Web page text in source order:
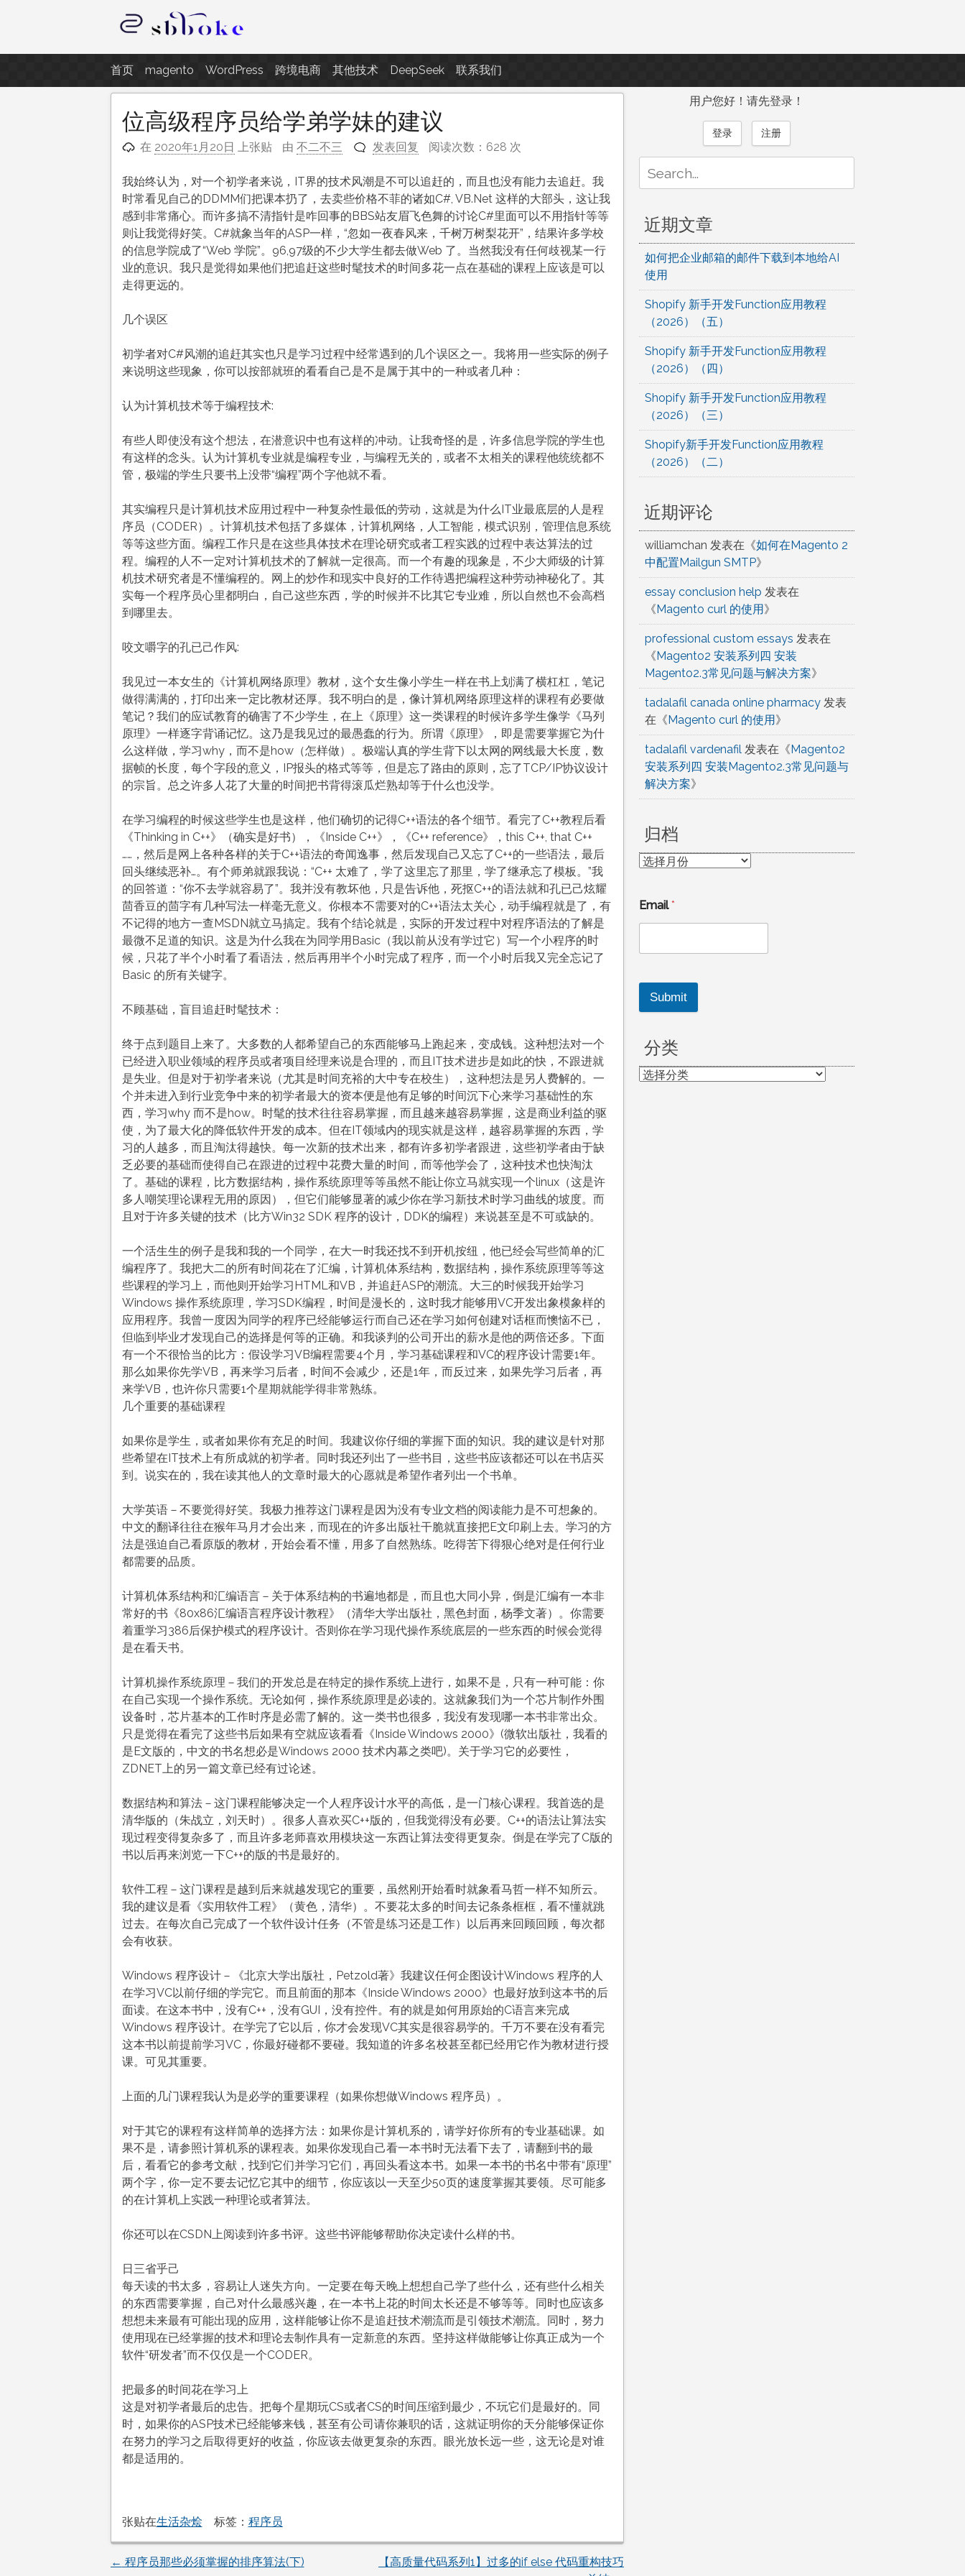
至
内
容
记录跨境电商独立站开发遇到的点点滴滴
首页 magento WordPress 跨境电商 其他技术 DeepSeek 联系我们
位高级程序员给学弟学妹的建议
在 2020年1月20日 上张贴 由不二不三 发表回复 阅读次数：628 次
我始终认为，对一个初学者来说，IT界的技术风潮是不可以追赶的，而且也没有能力去追赶。我
时常看见自己的DDMM们把课本扔了，去卖些价格不菲的诸如C#, VB.Net 这样的大部头，这让我
感到非常痛心。而许多搞不清指针是咋回事的BBS站友眉飞色舞的讨论C#里面可以不用指针等等
则让我觉得好笑。C#就象当年的ASP一样，“忽如一夜春风来，千树万树梨花开”，结果许多学校
的信息学院成了“Web 学院”。96,97级的不少大学生都去做Web 了。当然我没有任何歧视某一行
业的意识。我只是觉得如果他们把追赶这些时髦技术的时间多花一点在基础的课程上应该是可以
走得更远的。
几个误区
初学者对C#风潮的追赶其实也只是学习过程中经常遇到的几个误区之一。我将用一些实际的例子
来说明这些现象，你可以按部就班的看看自己是不是属于其中的一种或者几种：
认为计算机技术等于编程技术:
有些人即使没有这个想法，在潜意识中也有这样的冲动。让我奇怪的是，许多信息学院的学生也
有这样的念头。认为计算机专业就是编程专业，与编程无关的，或者不太相关的课程他统统都不
管，极端的学生只要书上没带“编程”两个字他就不看。
其实编程只是计算机技术应用过程中一种复杂性最低的劳动，这就是为什么IT业最底层的人是程
序员（CODER）。计算机技术包括了多媒体，计算机网络，人工智能，模式识别，管理信息系统
等等这些方面。编程工作只是在这些具体技术在理论研究或者工程实践的过程中表达算法的过
程。编程的人不一定对计算机技术的了解就一定很高。而一个有趣的现象是，不少大师级的计算
机技术研究者是不懂编程的。网上的炒作和现实中良好的工作待遇把编程这种劳动神秘化了。其
实每一个程序员心里都明白，自己这些东西，学的时候并不比其它专业难，所以自然也不会高档
到哪里去。
咬文嚼字的孔已己作风:
我见过一本女生的《计算机网络原理》教材，这个女生像小学生一样在书上划满了横杠杠，笔记
做得满满的，打印出来一定比教材还厚。我不明白的是，像计算机网络原理这样的课程有必要做
笔记？我们的应试教育的确害了不少学生，在上《原理》这一类课程的时候许多学生像学《马列
原理》一样逐字背诵记忆。这乃是我见过的最愚蠢的行为。所谓《原理》，即是需要掌握它为什
么这样做，学习why，而不是how（怎样做）。极端认真的学生背下以太网的网线最大长度，数
据帧的长度，每个字段的意义，IP报头的格式等等，但是忘了路由的原则，忘了TCP/IP协议设计
的宗旨。总之许多人花了大量的时间把书背得滚瓜烂熟却等于什么也没学。
在学习编程的时候这些学生也是这样，他们确切的记得C++语法的各个细节。看完了C++教程后看
《Thinking in C++》（确实是好书），《Inside C++》，《C++ reference》，this C++, that C++
……，然后是网上各种各样的关于C++语法的奇闻逸事，然后发现自己又忘了C++的一些语法，最后
回头继续恶补…。有个师弟就跟我说：“C++ 太难了，学了这里忘了那里，学了继承忘了模板。”我
的回答道：“你不去学就容易了”。我并没有教坏他，只是告诉他，死抠C++的语法就和孔已己炫耀
茴香豆的茴字有几种写法一样毫无意义。你根本不需要对的C++语法太关心，动手编程就是了，有
不记得的地方一查MSDN就立马搞定。我有个结论就是，实际的开发过程中对程序语法的了解是
最微不足道的知识。这是为什么我在为同学用Basic（我以前从没有学过它）写一个小程序的时
候，只花了半个小时看了看语法，然后再用半个小时完成了程序，而一个小时后我又完全忘记了
Basic 的所有关键字。
不顾基础，盲目追赶时髦技术：
终于点到题目上来了。大多数的人都希望自己的东西能够马上跑起来，变成钱。这种想法对一个
已经进入职业领域的程序员或者项目经理来说是合理的，而且IT技术进步是如此的快，不跟进就
是失业。但是对于初学者来说（尤其是时间充裕的大中专在校生），这种想法是另人费解的。一
个并未进入到行业竞争中来的初学者最大的资本便是他有足够的时间沉下心来学习基础性的东
西，学习why 而不是how。时髦的技术往往容易掌握，而且越来越容易掌握，这是商业利益的驱
使，为了最大化的降低软件开发的成本。但在IT领域内的现实就是这样，越容易掌握的东西，学
习的人越多，而且淘汰得越快。每一次新的技术出来，都有许多初学者跟进，这些初学者由于缺
乏必要的基础而使得自己在跟进的过程中花费大量的时间，而等他学会了，这种技术也快淘汰
了。基础的课程，比方数据结构，操作系统原理等等虽然不能让你立马就实现一个linux（这是许
多人嘲笑理论课程无用的原因），但它们能够显著的减少你在学习新技术时学习曲线的坡度。而
且对于许多关键的技术（比方Win32 SDK 程序的设计，DDK的编程）来说甚至是不可或缺的。
一个活生生的例子是我和我的一个同学，在大一时我还找不到开机按纽，他已经会写些简单的汇
编程序了。我把大二的所有时间花在了汇编，计算机体系结构，数据结构，操作系统原理等等这
些课程的学习上，而他则开始学习HTML和VB，并追赶ASP的潮流。大三的时候我开始学习
Windows 操作系统原理，学习SDK编程，时间是漫长的，这时我才能够用VC开发出象模象样的
应用程序。我曾一度因为同学的程序已经能够运行而自己还在学习如何创建对话框而懊恼不已，
但临到毕业才发现自己的选择是何等的正确。和我谈判的公司开出的薪水是他的两倍还多。下面
有一个不很恰当的比方：假设学习VB编程需要4个月，学习基础课程和VC的程序设计需要1年。
那么如果你先学VB，再来学习后者，时间不会减少，还是1年，而反过来，如果先学习后者，再
来学VB，也许你只需要1个星期就能学得非常熟练。
几个重要的基础课程
如果你是学生，或者如果你有充足的时间。我建议你仔细的掌握下面的知识。我的建议是针对那
些希望在IT技术上有所成就的初学者。同时我还列出了一些书目，这些书应该都还可以在书店买
到。说实在的，我在读其他人的文章时最大的心愿就是希望作者列出一个书单。
大学英语－不要觉得好笑。我极力推荐这门课程是因为没有专业文档的阅读能力是不可想象的。
中文的翻译往往在猴年马月才会出来，而现在的许多出版社干脆就直接把E文印刷上去。学习的方
法是强迫自己看原版的教材，开始会看不懂，用多了自然熟练。吃得苦下得狠心绝对是任何行业
都需要的品质。
计算机体系结构和汇编语言－关于体系结构的书遍地都是，而且也大同小异，倒是汇编有一本非
常好的书《80x86汇编语言程序设计教程》（清华大学出版社，黑色封面，杨季文著）。你需要
着重学习386后保护模式的程序设计。否则你在学习现代操作系统底层的一些东西的时候会觉得
是在看天书。
计算机操作系统原理－我们的开发总是在特定的操作系统上进行，如果不是，只有一种可能：你
在自己实现一个操作系统。无论如何，操作系统原理是必读的。这就象我们为一个芯片制作外围
设备时，芯片基本的工作时序是必需了解的。这一类书也很多，我没有发现哪一本书非常出众。
只是觉得在看完了这些书后如果有空就应该看看《Inside Windows 2000》(微软出版社，我看的
是E文版的，中文的书名想必是Windows 2000 技术内幕之类吧)。关于学习它的必要性，
ZDNET上的另一篇文章已经有过论述。
数据结构和算法－这门课程能够决定一个人程序设计水平的高低，是一门核心课程。我首选的是
清华版的（朱战立，刘天时）。很多人喜欢买C++版的，但我觉得没有必要。C++的语法让算法实
现过程变得复杂多了，而且许多老师喜欢用模块这一东西让算法变得更复杂。倒是在学完了C版的
书以后再来浏览一下C++的版的书是最好的。
软件工程－这门课程是越到后来就越发现它的重要，虽然刚开始看时就象看马哲一样不知所云。
我的建议是看《实用软件工程》（黄色，清华）。不要花太多的时间去记条条框框，看不懂就跳
过去。在每次自己完成了一个软件设计任务（不管是练习还是工作）以后再来回顾回顾，每次都
会有收获。
Windows 程序设计－《北京大学出版社，Petzold著》我建议任何企图设计Windows 程序的人
在学习VC以前仔细的学完它。而且前面的那本《Inside Windows 2000》也最好放到这本书的后
面读。在这本书中，没有C++，没有GUI，没有控件。有的就是如何用原始的C语言来完成
Windows 程序设计。在学完了它以后，你才会发现VC其实是很容易学的。千万不要在没有看完
这本书以前提前学习VC，你最好碰都不要碰。我知道的许多名校甚至都已经用它作为教材进行授
课。可见其重要。
上面的几门课程我认为是必学的重要课程（如果你想做Windows 程序员）。
对于其它的课程有这样简单的选择方法：如果你是计算机系的，请学好你所有的专业基础课。如
果不是，请参照计算机系的课程表。如果你发现自己看一本书时无法看下去了，请翻到书的最
后，看看它的参考文献，找到它们并学习它们，再回头看这本书。如果一本书的书名中带有“原理”
两个字，你一定不要去记忆它其中的细节，你应该以一天至少50页的速度掌握其要领。尽可能多
的在计算机上实践一种理论或者算法。
你还可以在CSDN上阅读到许多书评。这些书评能够帮助你决定读什么样的书。
日三省乎己
每天读的书太多，容易让人迷失方向。一定要在每天晚上想想自己学了些什么，还有些什么相关
的东西需要掌握，自己对什么最感兴趣，在一本书上花的时间太长还是不够等等。同时也应该多
想想未来最有可能出现的应用，这样能够让你不是追赶技术潮流而是引领技术潮流。同时，努力
使用现在已经掌握的技术和理论去制作具有一定新意的东西。坚持这样做能够让你真正成为一个
软件“研发者”而不仅仅是一个CODER。
把最多的时间花在学习上
这是对初学者最后的忠告。把每个星期玩CS或者CS的时间压缩到最少，不玩它们是最好的。同
时，如果你的ASP技术已经能够来钱，甚至有公司请你兼职的话，这就证明你的天分能够保证你
在努力的学习之后取得更好的收益，你应该去做更复杂的东西。眼光放长远一些，这无论是对谁
都是适用的。
张贴在生活杂烩 标签： 程序员
文
← 程序员那些必须掌握的排序算法(下)
【高质量代码系列1】过多的if else 代码重构技巧
用户您好！请先登录！
登录 注册
for:
近期文章
如何把企业邮箱的邮件下载到本地给AI
使用
Shopify 新手开发Function应用教程
（2026）（五）
Shopify 新手开发Function应用教程
（2026）（四）
Shopify 新手开发Function应用教程
（2026）（三）
Shopify新手开发Function应用教程
（2026）（二）
近期评论
williamchan 发表在《如何在Magento 2
中配置Mailgun SMTP》
essay conclusion help 发表在
《Magento curl 的使用》
professional custom essays 发表在
《Magento2 安装系列四 安装
Magento2.3常见问题与解决方案》
tadalafil canada online pharmacy发表
在《Magento curl 的使用》
tadalafil vardenafil发表在《Magento2
安装系列四 安装Magento2.3常见问题与
解决方案》
归档
归
Email*
Submit
分类
分